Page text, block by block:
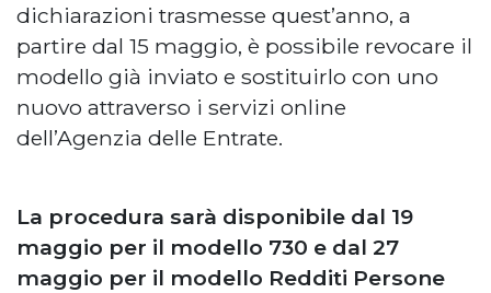
dichiarazioni trasmesse quest’anno, a
partire dal 15 maggio, è possibile revocare il
modello già inviato e sostituirlo con uno
nuovo attraverso i servizi online
dell’Agenzia delle Entrate.
La procedura sarà disponibile dal 19
maggio per il modello 730 e dal 27
maggio per il modello Redditi Persone